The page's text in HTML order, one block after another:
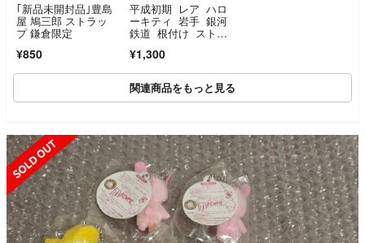
｢新品未開封品｣豊島
屋 鳩三郎 ストラッ
プ 鎌倉限定
¥850
平成初期 レア ハロ
ーキティ 岩手 銀河
鉄道 根付け ストラ
¥1,300
関連商品をもっと見る
SOLD OUT